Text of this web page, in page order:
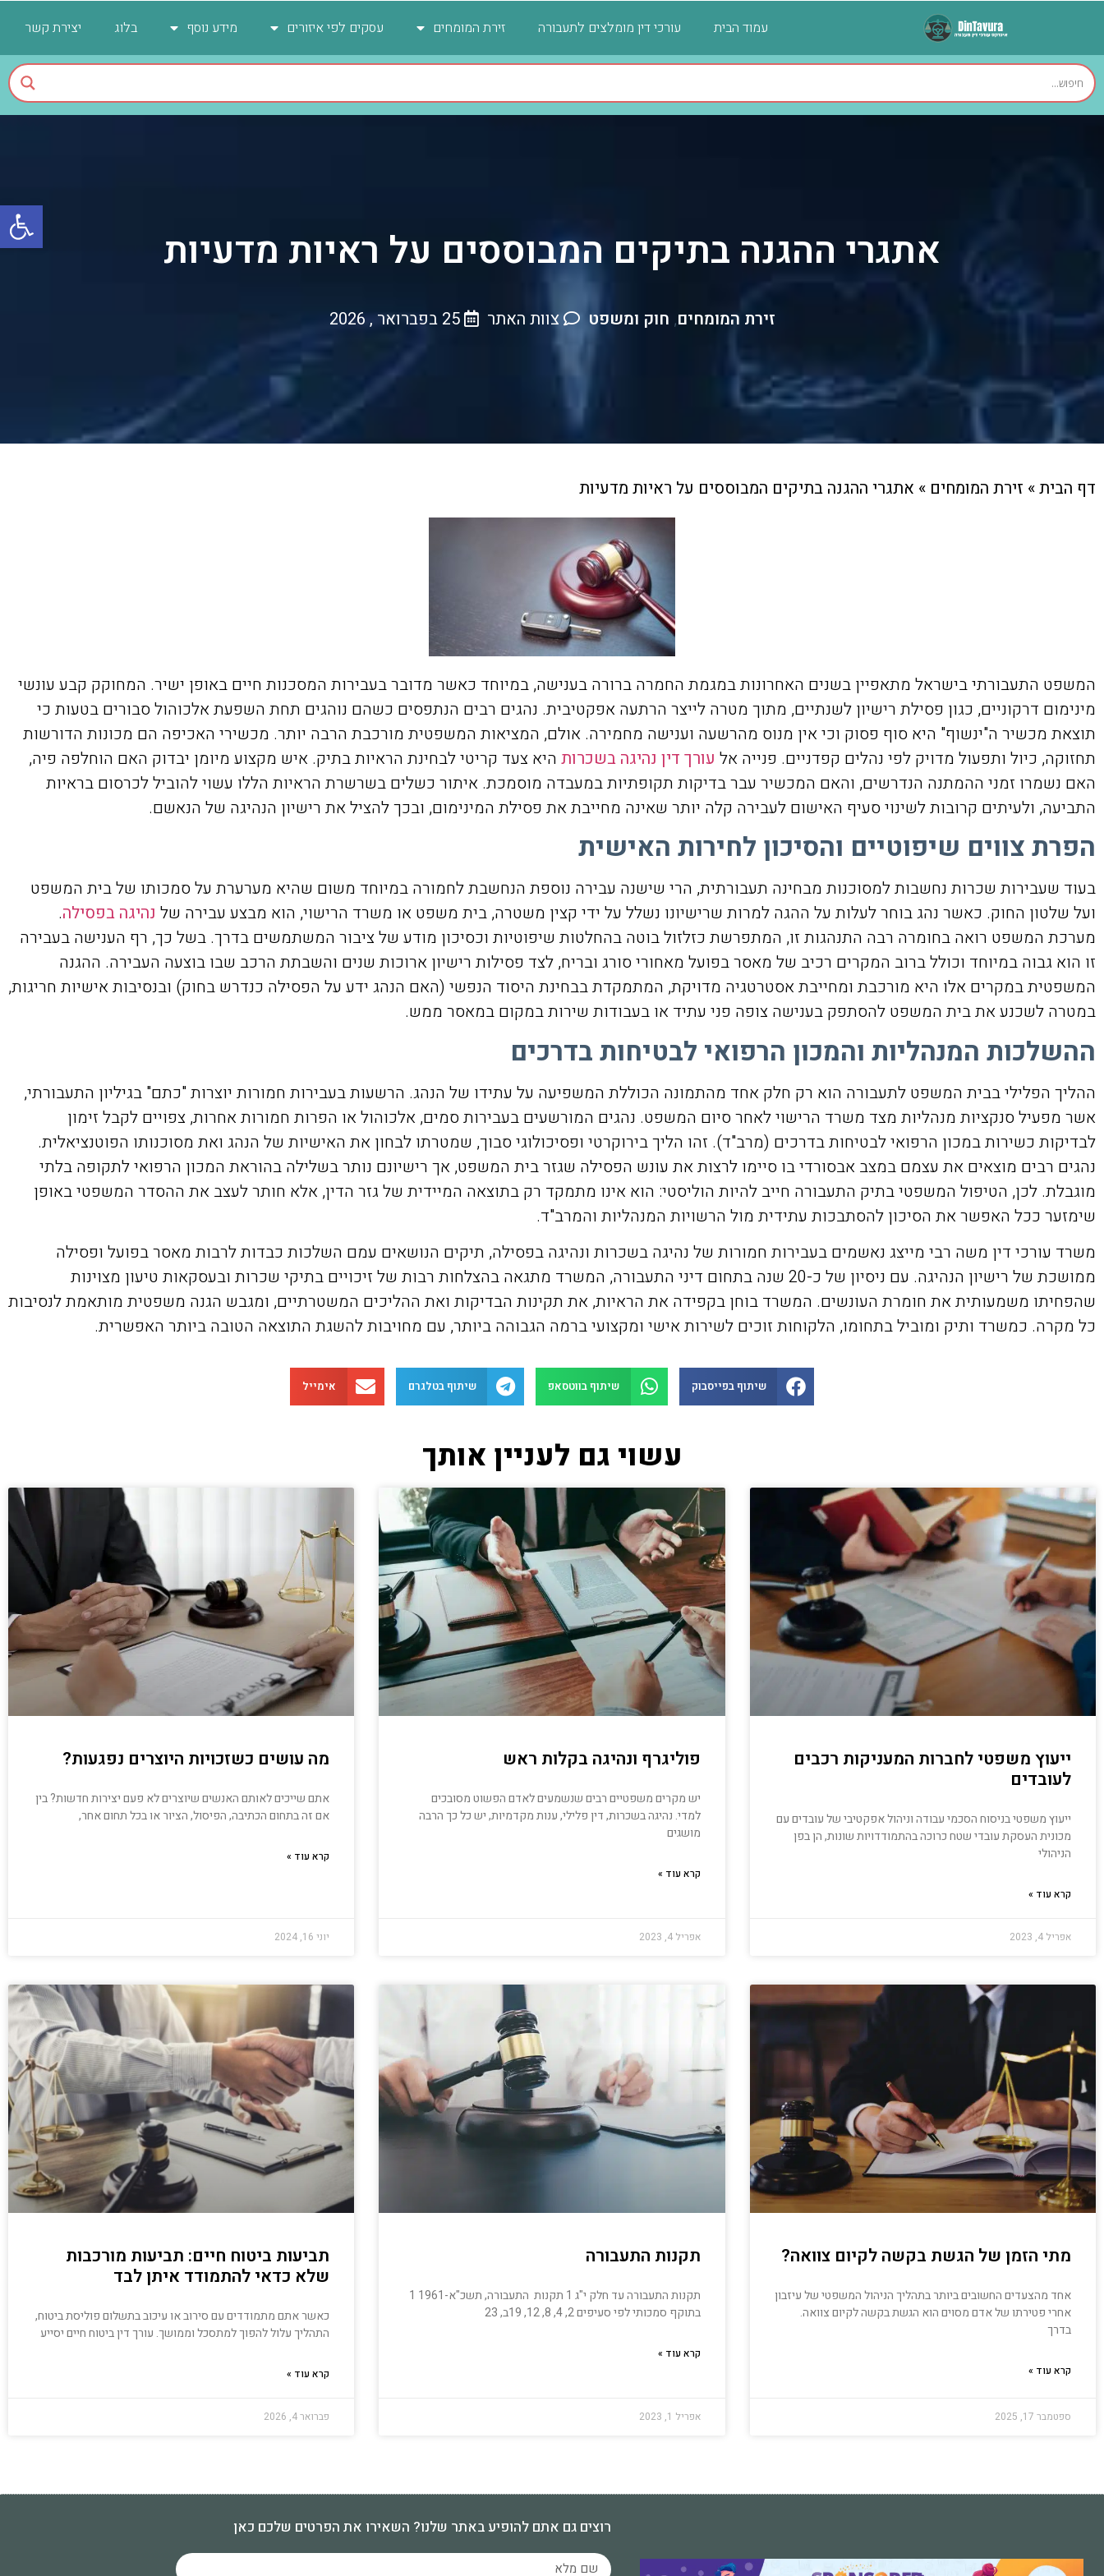
עמוד הבית עורכי דין מומלצים לתעבורה זירת המומחים עסקים לפי איזורים מידע נוסף בלוג יצירת קשר
אתגרי ההגנה בתיקים המבוססים על ראיות מדעיות
זירת המומחים, חוק ומשפט צוות האתר 25 בפברואר , 2026
דף הבית» זירת המומחים » אתגרי ההגנה בתיקים המבוססים על ראיות מדעיות
המשפט התעבורתי בישראל מתאפיין בשנים האחרונות במגמת החמרה ברורה בענישה, במיוחד כאשר מדובר בעבירות המסכנות חיים באופן ישיר. המחוקק קבע עונשי
מינימום דרקוניים, כגון פסילת רישיון לשנתיים, מתוך מטרה לייצר הרתעה אפקטיבית. נהגים רבים הנתפסים כשהם נוהגים תחת השפעת אלכוהול סבורים בטעות כי
תוצאת מכשיר ה"ינשוף" היא סוף פסוק וכי אין מנוס מהרשעה וענישה מחמירה. אולם, המציאות המשפטית מורכבת הרבה יותר. מכשירי האכיפה הם מכונות הדורשות
תחזוקה, כיול ותפעול מדויק לפי נהלים קפדניים. פנייה אל עורך דין נהיגה בשכרות היא צעד קריטי לבחינת הראיות בתיק. איש מקצוע מיומן יבדוק האם הוחלפה פיה,
האם נשמרו זמני ההמתנה הנדרשים, והאם המכשיר עבר בדיקות תקופתיות במעבדה מוסמכת. איתור כשלים בשרשרת הראיות הללו עשוי להוביל לכרסום בראיות
התביעה, ולעיתים קרובות לשינוי סעיף האישום לעבירה קלה יותר שאינה מחייבת את פסילת המינימום, ובכך להציל את רישיון הנהיגה של הנאשם.
הפרת צווים שיפוטיים והסיכון לחירות האישית
בעוד שעבירות שכרות נחשבות למסוכנות מבחינה תעבורתית, הרי שישנה עבירה נוספת הנחשבת לחמורה במיוחד משום שהיא מערערת על סמכותו של בית המשפט
ועל שלטון החוק. כאשר נהג בוחר לעלות על ההגה למרות שרישיונו נשלל על ידי קצין משטרה, בית משפט או משרד הרישוי, הוא מבצע עבירה של נהיגה בפסילה.
מערכת המשפט רואה בחומרה רבה התנהגות זו, המתפרשת כזלזול בוטה בהחלטות שיפוטיות וכסיכון מודע של ציבור המשתמשים בדרך. בשל כך, רף הענישה בעבירה
זו הוא גבוה במיוחד וכולל ברוב המקרים רכיב של מאסר בפועל מאחורי סורג ובריח, לצד פסילות רישיון ארוכות שנים והשבתת הרכב שבו בוצעה העבירה. ההגנה
המשפטית במקרים אלו היא מורכבת ומחייבת אסטרטגיה מדויקת, המתמקדת בבחינת היסוד הנפשי (האם הנהג ידע על הפסילה כנדרש בחוק) ובנסיבות אישיות חריגות,
במטרה לשכנע את בית המשפט להסתפק בענישה צופה פני עתיד או בעבודות שירות במקום במאסר ממש.
ההשלכות המנהליות והמכון הרפואי לבטיחות בדרכים
ההליך הפלילי בבית המשפט לתעבורה הוא רק חלק אחד מהתמונה הכוללת המשפיעה על עתידו של הנהג. הרשעות בעבירות חמורות יוצרות "כתם" בגיליון התעבורתי,
אשר מפעיל סנקציות מנהליות מצד משרד הרישוי לאחר סיום המשפט. נהגים המורשעים בעבירות סמים, אלכוהול או הפרות חמורות אחרות, צפויים לקבל זימון
לבדיקות כשירות במכון הרפואי לבטיחות בדרכים (מרב"ד). זהו הליך בירוקרטי ופסיכולוגי סבוך, שמטרתו לבחון את האישיות של הנהג ואת מסוכנותו הפוטנציאלית.
נהגים רבים מוצאים את עצמם במצב אבסורדי בו סיימו לרצות את עונש הפסילה שגזר בית המשפט, אך רישיונם נותר בשלילה בהוראת המכון הרפואי לתקופה בלתי
מוגבלת. לכן, הטיפול המשפטי בתיק התעבורה חייב להיות הוליסטי: הוא אינו מתמקד רק בתוצאה המיידית של גזר הדין, אלא חותר לעצב את ההסדר המשפטי באופן
שימזער ככל האפשר את הסיכון להסתבכות עתידית מול הרשויות המנהליות והמרב"ד.
משרד עורכי דין משה רבי מייצג נאשמים בעבירות חמורות של נהיגה בשכרות ונהיגה בפסילה, תיקים הנושאים עמם השלכות כבדות לרבות מאסר בפועל ופסילה
ממושכת של רישיון הנהיגה. עם ניסיון של כ-20 שנה בתחום דיני התעבורה, המשרד מתגאה בהצלחות רבות של זיכויים בתיקי שכרות ובעסקאות טיעון מצוינות
שהפחיתו משמעותית את חומרת העונשים. המשרד בוחן בקפידה את הראיות, את תקינות הבדיקות ואת ההליכים המשטרתיים, ומגבש הגנה משפטית מותאמת לנסיבות
כל מקרה. כמשרד ותיק ומוביל בתחומו, הלקוחות זוכים לשירות אישי ומקצועי ברמה הגבוהה ביותר, עם מחויבות להשגת התוצאה הטובה ביותר האפשרית.
שיתוף בפייסבוק שיתוף בווטסאפ שיתוף בטלגרם אימייל
עשוי גם לעניין אותך
ייעוץ משפטי לחברות המעניקות רכבים
לעובדים
ייעוץ משפטי בניסוח הסכמי עבודה וניהול אפקטיבי של עובדים עם
מכונית העסקת עובדי שטח כרוכה בהתמודדויות שונות, הן בפן
הניהולי
קרא עוד »
אפריל 4, 2023
פוליגרף ונהיגה בקלות ראש
יש מקרים משפטיים רבים שנשמעים לאדם הפשוט מסובכים
למדי. נהיגה בשכרות, דין פלילי, ענות מקדמיות, יש כל כך הרבה
מושגים
קרא עוד »
אפריל 4, 2023
מה עושים כשזכויות היוצרים נפגעות?
אתם שייכים לאותם האנשים שיוצרים לא פעם יצירות חדשות? בין
אם זה בתחום הכתיבה, הפיסול, הציור או בכל תחום אחר,
קרא עוד »
יוני 16, 2024
מתי הזמן של הגשת בקשה לקיום צוואה?
אחד מהצעדים החשובים ביותר בתהליך הניהול המשפטי של עיזבון
אחרי פטירתו של אדם מסוים הוא הגשת בקשה לקיום צוואה.
בדרך
קרא עוד »
ספטמבר 17, 2025
תקנות התעבורה
תקנות התעבורה עד חלק י"ג 1 תקנות התעבורה, תשכ"א-1961 1
בתוקף סמכותי לפי סעיפים 2, 4, 8, 12, 19ב, 23
קרא עוד »
אפריל 1, 2023
תביעות ביטוח חיים: תביעות מורכבות
שלא כדאי להתמודד איתן לבד
כאשר אתם מתמודדים עם סירוב או עיכוב בתשלום פוליסת ביטוח,
התהליך עלול להפוך למתסכל וממושך. עורך דין ביטוח חיים יסייע
קרא עוד »
פברואר 4, 2026
רוצים גם אתם להופיע באתר שלנו? השאירו את הפרטים שלכם כאן